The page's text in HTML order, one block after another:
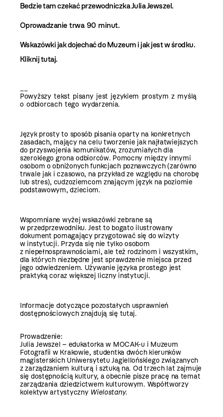
Bedzie tam czekać przewodniczka Julia Jewszel.
Oprowadzanie trwa 90 minut.
Wskazówki jak dojechać do Muzeum i jak jest w środku.
Kliknij tutaj.
Powyższy tekst pisany jest językiem prostym z myślą
o odbiorcach tego wydarzenia.
Język prosty to sposób pisania oparty na konkretnych
zasadach, mający na celu tworzenie jak najłatwiejszych
do przyswojenia komunikatów, zrozumiałych dla
szerokiego grona odbiorców. Pomocny między innymi
osobom o obniżonych funkcjach poznawczych (zarówno
trwale jak i czasowo, na przykład ze względu na chorobę
lub stres), cudzoziemcom znającym język na poziomie
podstawowym, dzieciom.
Wspomniane wyżej wskazówki zebrane są
w przedprzewodniku. Jest to bogato ilustrowany
dokument pomagający przygotować się do wizyty
w instytucji. Przyda się nie tylko osobom
z niepełnosprawnościami, ale też rodzinom i wszystkim,
dla których niezbędne jest sprawdzenie miejsca przed
jego odwiedzeniem. Używanie języka prostego jest
praktyką coraz większej liczny instytucji.
Informacje dotyczące pozostałych usprawnień
dostępnościowych znajdują się tutaj.
Prowadzenie:
Julia Jewszel – edukatorka w MOCAK-u i Muzeum
Fotografii w Krakowie, studentka dwóch kierunków
magisterskich Uniwersytetu Jagiellońskiego związanych
z zarządzaniem kulturą i sztuką na. Od trzech lat zajmuje
się dostępnością kultury, a obecnie pisze pracę na temat
zarządzania dziedzictwem kulturowym. Współtworzy
kolektyw artystyczny Wielostany.